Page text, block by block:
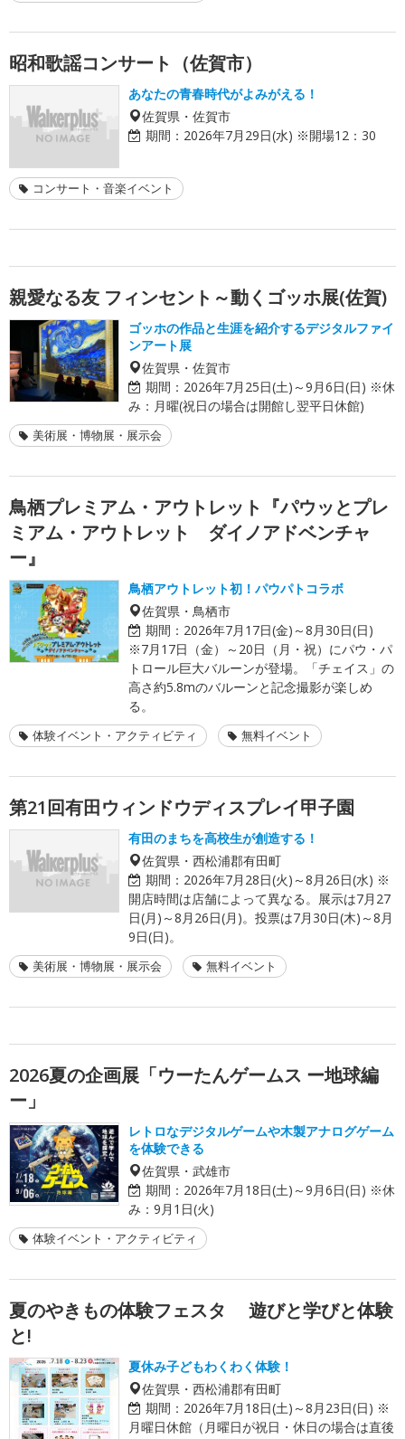
昭和歌謡コンサート（佐賀市）
あなたの青春時代がよみがえる！
佐賀県・佐賀市
期間： 2026年7月29日(水) ※開場12：30
コンサート・音楽イベント
親愛なる友 フィンセント～動くゴッホ展(佐賀)
ゴッホの作品と生涯を紹介するデジタルファイ
ンアート展
佐賀県・佐賀市
期間： 2026年7月25日(土)～9月6日(日) ※休
み：月曜(祝日の場合は開館し翌平日休館)
美術展・博物展・展示会
鳥栖プレミアム・アウトレット『パウッとプレ
ミアム・アウトレット ダイノアドベンチャ
ー』
鳥栖アウトレット初！パウパトコラボ
佐賀県・鳥栖市
期間： 2026年7月17日(金)～8月30日(日)
※7月17日（金）～20日（月・祝）にパウ・パ
トロール巨大バルーンが登場。「チェイス」の
高さ約5.8mのバルーンと記念撮影が楽しめ
る。
体験イベント・アクティビティ 無料イベント
第21回有田ウィンドウディスプレイ甲子園
有田のまちを高校生が創造する！
佐賀県・西松浦郡有田町
期間： 2026年7月28日(火)～8月26日(水) ※
開店時間は店舗によって異なる。展示は7月27
日(月)～8月26日(月)。投票は7月30日(木)～8月
9日(日)。
美術展・博物展・展示会 無料イベント
2026夏の企画展「ウーたんゲームス ー地球編
ー」
レトロなデジタルゲームや木製アナログゲーム
を体験できる
佐賀県・武雄市
期間： 2026年7月18日(土)～9月6日(日) ※休
み：9月1日(火)
体験イベント・アクティビティ
夏のやきもの体験フェスタ 遊びと学びと体験
と!
夏休み子どもわくわく体験！
佐賀県・西松浦郡有田町
期間： 2026年7月18日(土)～8月23日(日) ※
月曜日休館（月曜日が祝日・休日の場合は直後